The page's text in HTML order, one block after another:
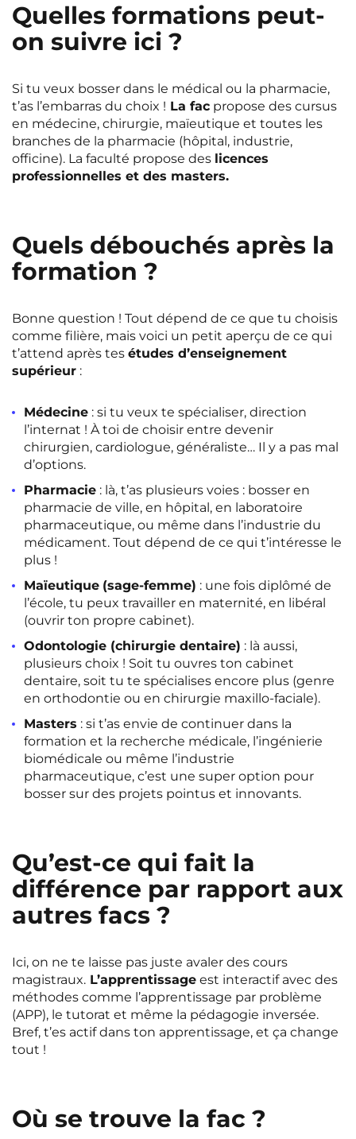
Palaiseau Paris
Pau
Rennes Rouen
Saint-Denis Saint-Etienne
Saint-Ouen NEW! Strasbourg
Toulouse NEW! Tours
Villejuif Villeneuve-d'Ascq
Quelles formations peut-
on suivre ici ?
Si tu veux bosser dans le médical ou la pharmacie,
t’as l’embarras du choix ! La fac propose des cursus
en médecine, chirurgie, maïeutique et toutes les
branches de la pharmacie (hôpital, industrie,
officine). La faculté propose des licences
professionnelles et des masters.
Quels débouchés après la
formation ?
Bonne question ! Tout dépend de ce que tu choisis
comme filière, mais voici un petit aperçu de ce qui
t’attend après tes études d’enseignement
supérieur :
Médecine : si tu veux te spécialiser, direction
l’internat ! À toi de choisir entre devenir
chirurgien, cardiologue, généraliste… Il y a pas mal
d’options.
Pharmacie : là, t’as plusieurs voies : bosser en
pharmacie de ville, en hôpital, en laboratoire
pharmaceutique, ou même dans l’industrie du
médicament. Tout dépend de ce qui t’intéresse le
plus !
Maïeutique (sage-femme) : une fois diplômé de
l’école, tu peux travailler en maternité, en libéral
(ouvrir ton propre cabinet).
Odontologie (chirurgie dentaire) : là aussi,
plusieurs choix ! Soit tu ouvres ton cabinet
dentaire, soit tu te spécialises encore plus (genre
en orthodontie ou en chirurgie maxillo-faciale).
Masters : si t’as envie de continuer dans la
formation et la recherche médicale, l’ingénierie
biomédicale ou même l’industrie
pharmaceutique, c’est une super option pour
bosser sur des projets pointus et innovants.
Qu’est-ce qui fait la
différence par rapport aux
autres facs ?
Ici, on ne te laisse pas juste avaler des cours
magistraux. L’apprentissage est interactif avec des
méthodes comme l’apprentissage par problème
(APP), le tutorat et même la pédagogie inversée.
Bref, t’es actif dans ton apprentissage, et ça change
tout !
Où se trouve la fac ?